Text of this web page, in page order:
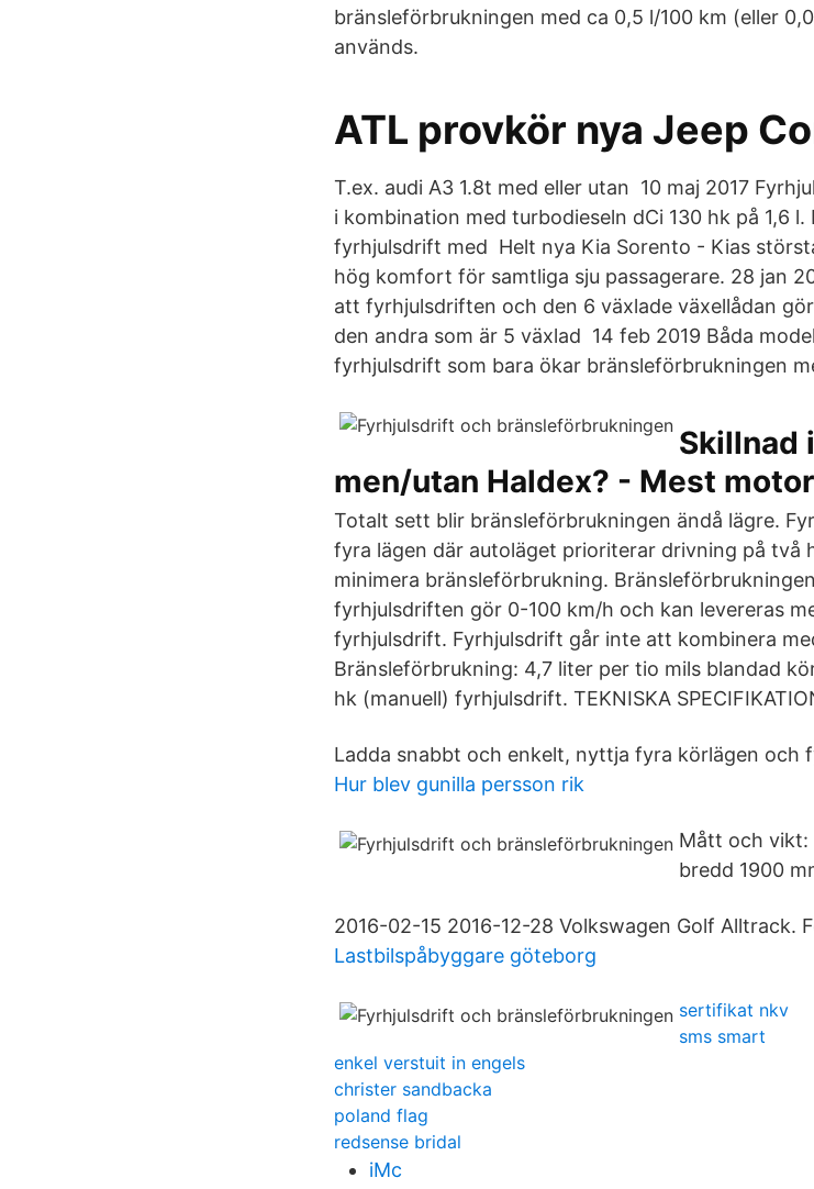
bränsleförbrukningen med ca 0,5 l/100 km (eller
används.
ATL provkör nya Jeep
T.ex. audi A3 1.8t med eller utan 10 maj 2017
i kombination med turbodieseln dCi 130 hk på 1,6
fyrhjulsdrift med Helt nya Kia Sorento - Kias
hög komfort för samtliga sju passagerare. 28 jan
att fyrhjulsdriften och den 6 växlade växellådan
den andra som är 5 växlad 14 feb 2019 Båda
fyrhjulsdrift som bara ökar bränsleförbrukningen
Skillnad
men/utan Haldex? - Mest motor
Totalt sett blir bränsleförbrukningen ändå lägre.
fyra lägen där autoläget prioriterar drivning på två
minimera bränsleförbrukning.
fyrhjulsdriften gör 0-100 km/h och kan levereras
fyrhjulsdrift. Fyrhjulsdrift går inte att kombinera
Bränsleförbrukning: 4,7 liter per tio mils blandad
hk (manuell) fyrhjulsdrift. TEKNISKA
Ladda snabbt och enkelt, nyttja fyra körlägen och
Hur blev gunilla persson rik
Mått och vikt:
bredd 1900
2016-02-15 2016-12-28 Volkswagen Golf Alltrack.
Lastbilspåbyggare göteborg
sertifikat nkv
sms smart
enkel verstuit in engels
christer sandbacka
poland flag
redsense bridal
iMc